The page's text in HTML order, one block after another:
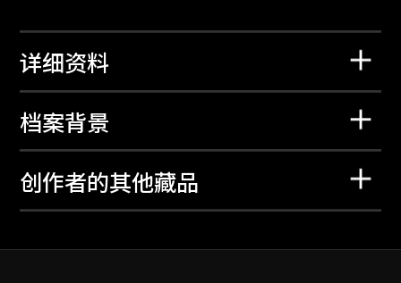
详细资料
档案背景
创作者的其他藏品